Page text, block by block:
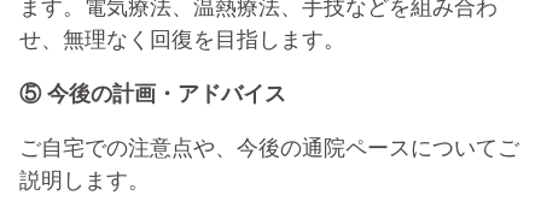
ます。電気療法、温熱療法、手技などを組み合わ
せ、無理なく回復を目指します。
⑤ 今後の計画・アドバイス
ご自宅での注意点や、今後の通院ペースについてご
説明します。